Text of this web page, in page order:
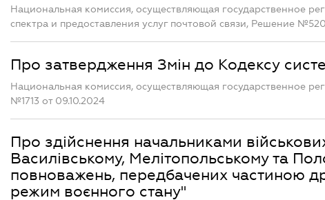
Национальная комиссия, осуществляющая государственное
спектра и предоставления услуг почтовой связи, Решение
Про затвердження Змін до Кодексу
Национальная комиссия, осуществляющая государственное
№1713 от 09.10.2024
Про здійснення начальниками
Василівському, Мелітопольському та
повноважень, передбачених частиною
режим воєнного стану"